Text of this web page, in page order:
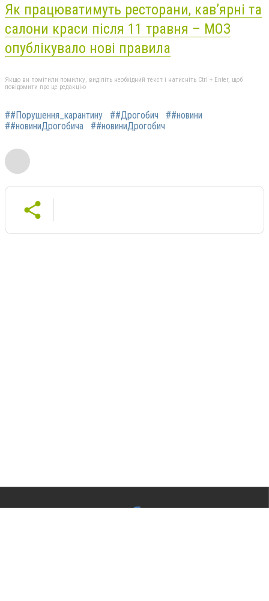
Як працюватимуть ресторани, кав’ярні та
салони краси після 11 травня – МОЗ
опублікувало нові правила
Якщо ви помітили помилку, виділіть необхідний текст і натисніть Ctrl + Enter, щоб
повідомити про це редакцію
##Порушення_карантину ##Дрогобич
##новини
##новиниДрогобича
##новиниДрогобич